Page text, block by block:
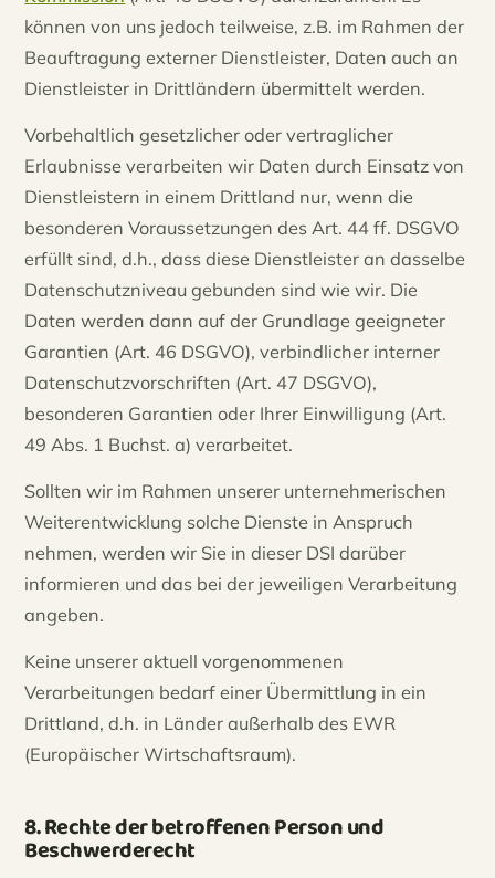
können von uns jedoch teilweise, z.B. im Rahmen der
Beauftragung externer Dienstleister, Daten auch an
Dienstleister in Drittländern übermittelt werden.
Vorbehaltlich gesetzlicher oder vertraglicher
Erlaubnisse verarbeiten wir Daten durch Einsatz von
Dienstleistern in einem Drittland nur, wenn die
besonderen Voraussetzungen des Art. 44 ff. DSGVO
erfüllt sind, d.h., dass diese Dienstleister an dasselbe
Datenschutzniveau gebunden sind wie wir. Die
Daten werden dann auf der Grundlage geeigneter
Garantien (Art. 46 DSGVO), verbindlicher interner
Datenschutzvorschriften (Art. 47 DSGVO),
besonderen Garantien oder Ihrer Einwilligung (Art.
49 Abs. 1 Buchst. a) verarbeitet.
Sollten wir im Rahmen unserer unternehmerischen
Weiterentwicklung solche Dienste in Anspruch
nehmen, werden wir Sie in dieser DSI darüber
informieren und das bei der jeweiligen Verarbeitung
angeben.
Keine unserer aktuell vorgenommenen
Verarbeitungen bedarf einer Übermittlung in ein
Drittland, d.h. in Länder außerhalb des EWR
(Europäischer Wirtschaftsraum).
8. Rechte der betroffenen Person und
Beschwerderecht